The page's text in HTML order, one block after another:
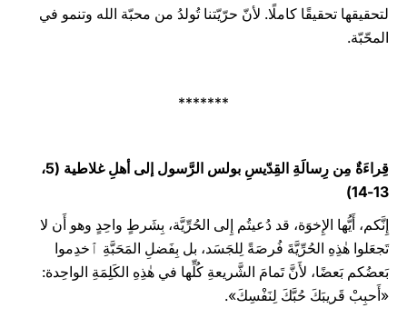
لتحقيقها تحقيقًا كاملًا. لأنّ حرّيّتنا تُولدُ من محبّة الله وتنمو في
المحّبّة.
*******
قِراءَةٌ مِن رِسالَةِ القِدّيسِ بولس الرَّسول إلى أهلِ غلاطية (5،
13-14)
إِنَّكم، أَيُّها الإِخوَة، قد دُعيتُم إِلى الحُرِّيَّة، بِشَرطٍ واحِدٍ وهو أَن لا
تَجعَلوا هٰذِهِ الحُرِّيَّةَ فُرصَةً لِلجَسَد، بل بِفَضلِ المَحَبَّةِ ٱخدِموا
بَعضُكم بَعضًا، لأَنَّ تَمامَ الشَّريعةِ كُلِّها في هٰذِهِ الكَلِمَةِ الواحِدة:
«أَحبِبْ قَريبَكَ حُبَّكَ لِنَفْسِكَ».